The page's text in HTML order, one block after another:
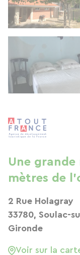
Une grande
mètres de
2 Rue Holagray
33780, Soulac-
Gironde
Voir sur la